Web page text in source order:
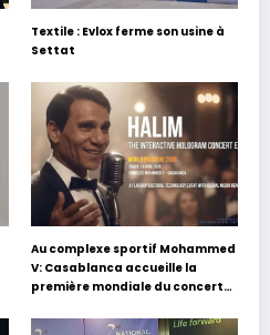
Textile : Evlox ferme son usine à
Settat
Au complexe sportif Mohammed
V: Casablanca accueille la
première mondiale du concert
Hafez